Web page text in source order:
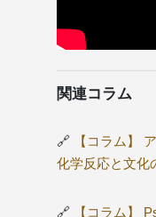
関連コラム
🔗
【コラム】
化学反応と文化
🔗
【コラム】